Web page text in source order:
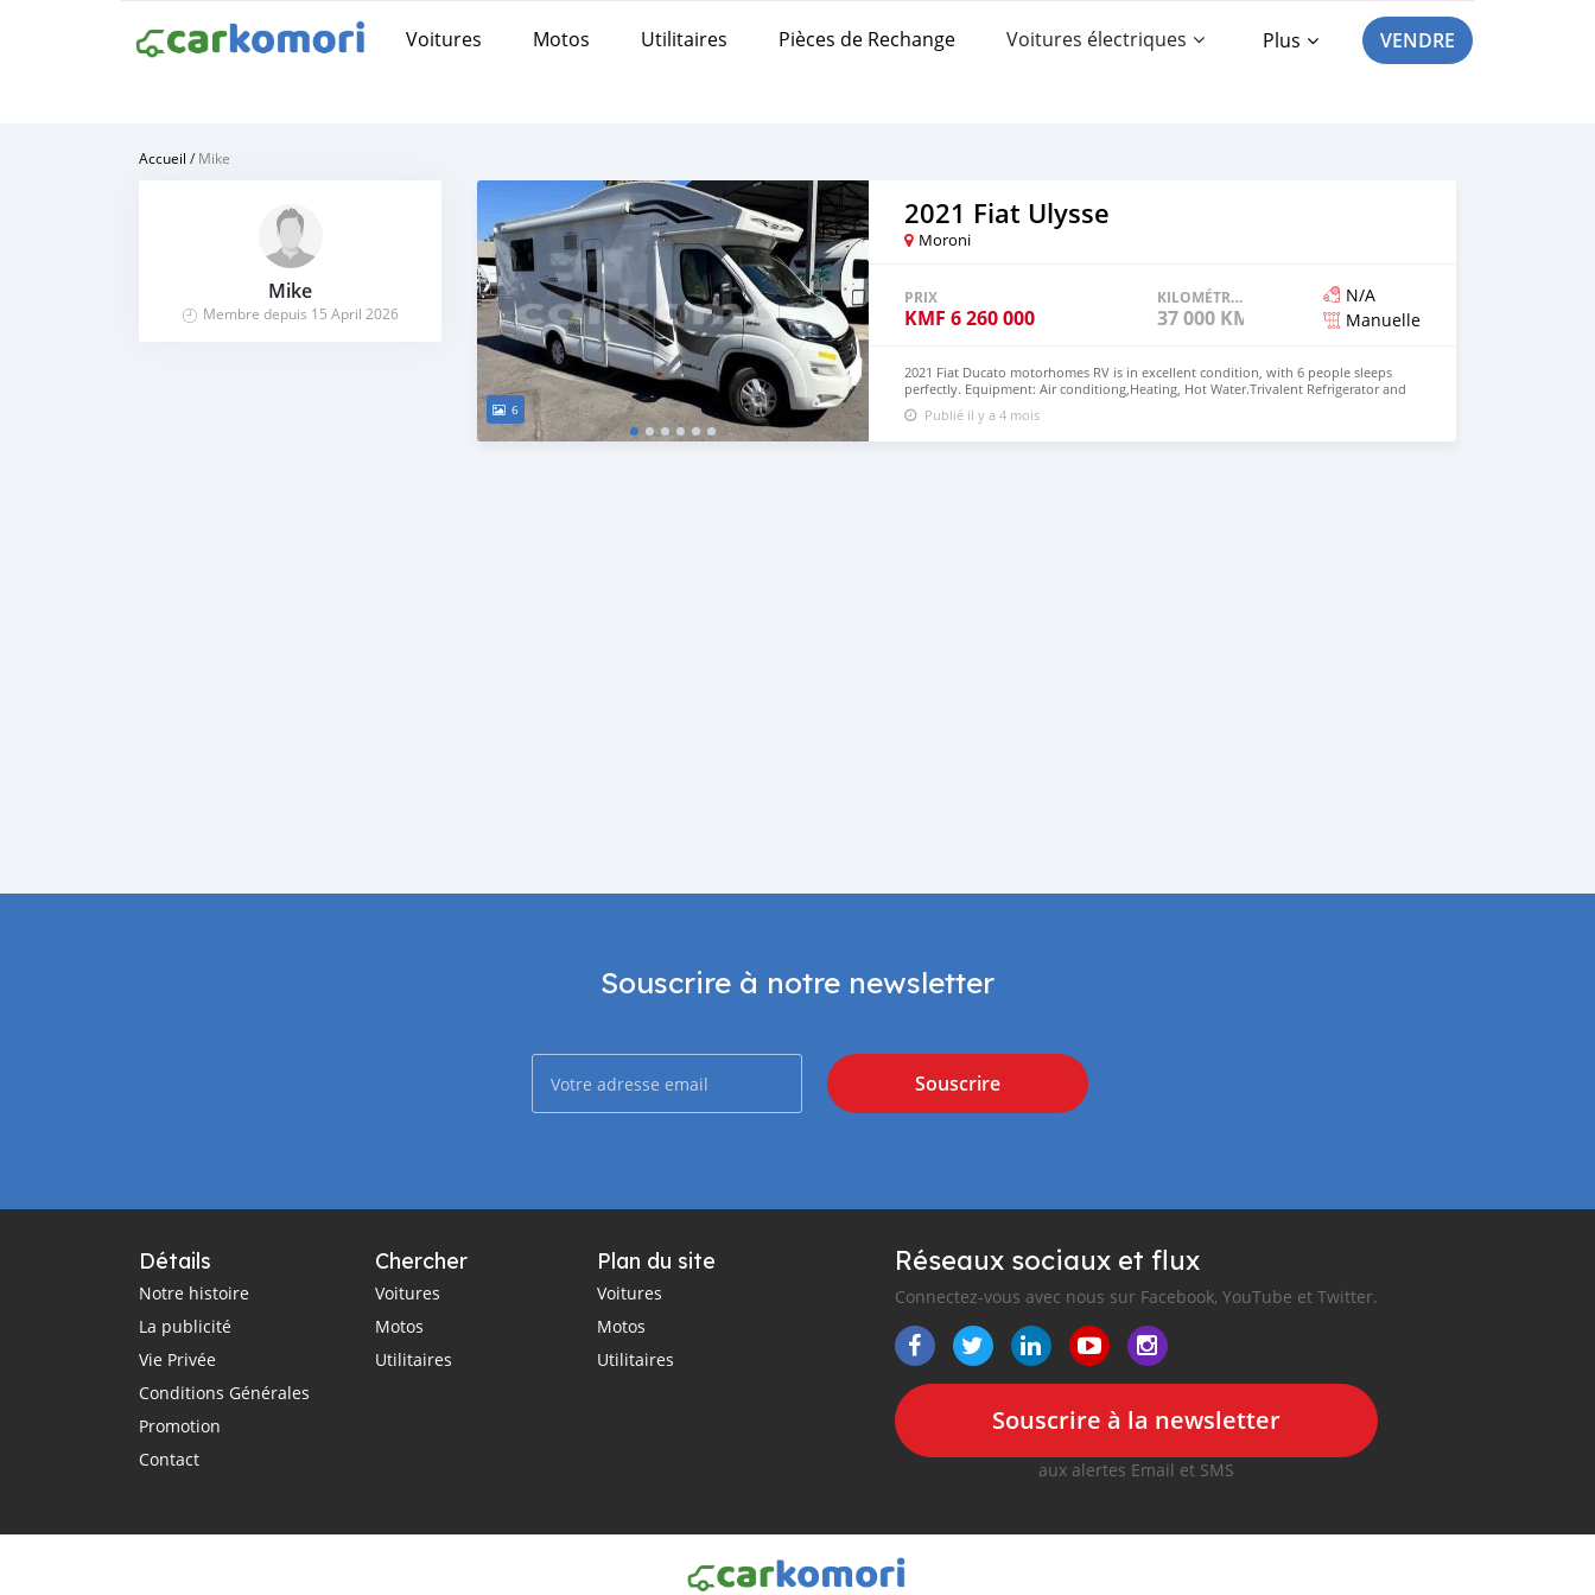
Voitures Motos Utilitaires Pièces de Rechange Voitures électriques Plus VENDRE
Accueil /Mike
Mike
Membre depuis 15 April 2026
6
2021 Fiat Ulysse
Moroni
PRIX
KMF 6 260 000
KILOMÉTRAGE
37 000 KM
N/A
Manuelle
2021 Fiat Ducato motorhomes RV is in excellent condition, with 6 people sleeps
perfectly. Equipment: Air conditiong,Heating, Hot Water.Trivalent Refrigerator and
Freezer,Gas cooker,Dishwasher,2 person wing bed, Dining room converts into
double bed and private queen room,Bathroom with separate shower Price: $15,000
USD WHATSAPP NUMBER: +13172236827 CONTACT EMAIL:
Publié il y a 4 mois
Souscrire à notre newsletter
Souscrire
Détails
Notre histoire
La publicité
Vie Privée
Conditions Générales
Promotion
Contact
Chercher
Voitures
Motos
Utilitaires
Plan du site
Voitures
Motos
Utilitaires
Réseaux sociaux et flux
Connectez-vous avec nous sur Facebook, YouTube et Twitter.
Souscrire à la newsletter
aux alertes Email et SMS